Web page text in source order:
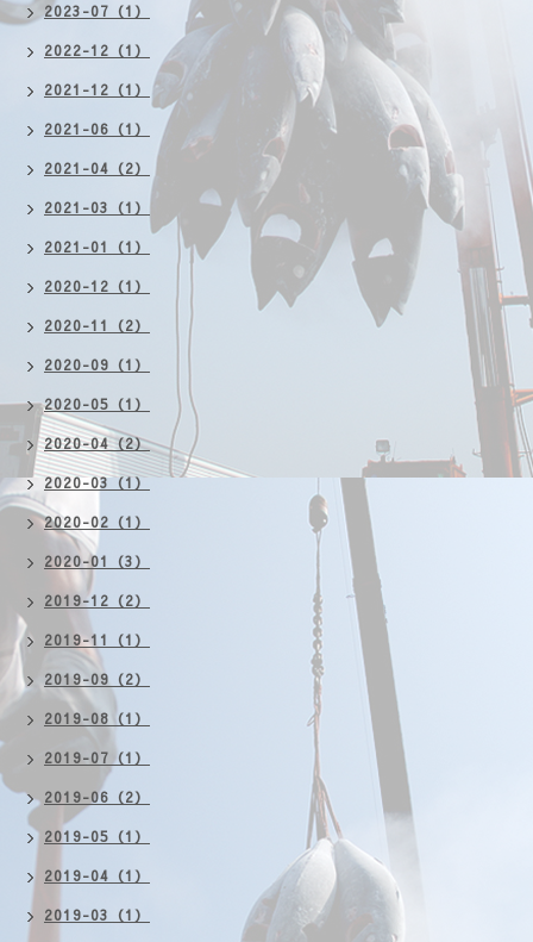
2023-07（1）
2022-12（1）
2021-12（1）
2021-06（1）
2021-04（2）
2021-03（1）
2021-01（1）
2020-12（1）
2020-11（2）
2020-09（1）
2020-05（1）
2020-04（2）
2020-03（1）
2020-02（1）
2020-01（3）
2019-12（2）
2019-11（1）
2019-09（2）
2019-08（1）
2019-07（1）
2019-06（2）
2019-05（1）
2019-04（1）
2019-03（1）